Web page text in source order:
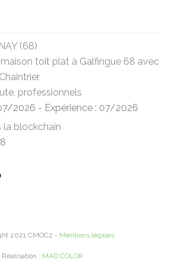
(68)
toit plat à Galfingue 68 avec
professionnels
2026 - Expérience : 07/2026
la blockchain
2021 CMOC2 - Mentions légales
Réalisation : MAD COLOR